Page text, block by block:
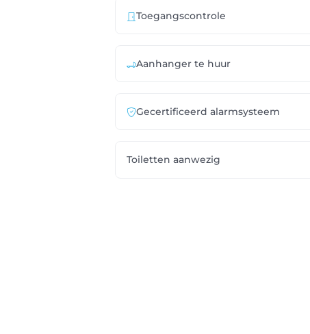
Toegangscontrole
Aanhanger te huur
Gecertificeerd alarmsysteem
Toiletten aanwezig